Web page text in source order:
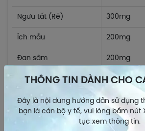
Ngưu tất (Rễ) 300mg
Ích mẫu 200mg
Đan sâm 200mg
Công dụng
Thuốc Hoạt huyết thông mạch P/H
trong các trường hợp sau:
THÔNG TIN DÀNH CHO
Đây là nội dung hướng dẫn sử dụng
bạn là cán bộ y tế, vui lòng bấm nút
tục xem thông tin.